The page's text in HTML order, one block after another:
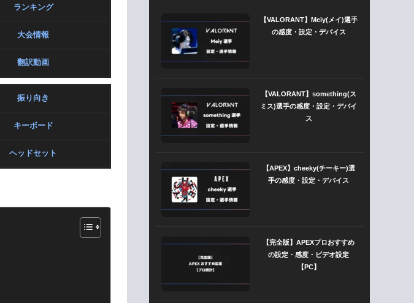
ランキング
大会情報
翻訳動画
振り向き
キーボード
ヘッドセット
【VALORANT】Meiy(メイ)選手
の感度・設定・デバイス
【VALORANT】something(ス
ミス)選手の感度・設定・デバイ
ス
【APEX】cheeky(チーキー)選
手の感度・設定・デバイス
【完全版】APEXプロおすすめ
の設定・感度・ビデオ設定
【PC】